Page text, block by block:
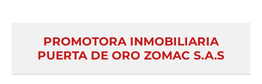
PROMOTORA INMOBILIARIA
PUERTA DE ORO ZOMAC S.A.S